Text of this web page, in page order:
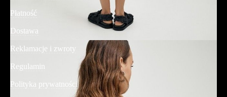
Płatność
Dostawa
Reklamacje i zwroty
Regulamin
Polityka prywatności